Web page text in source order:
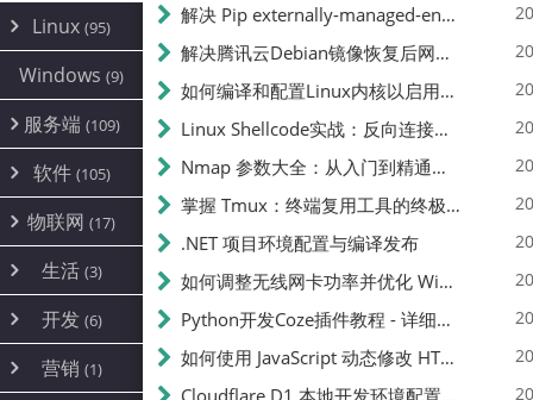
Linux (95)
Alpine
CentOS(17)
Debian(24)
ProxmoxVE
Ubuntu(7)
Windows (9)
服务端 (109)
环境配置
DD重装(3)
加速优化(34)
面板(12)
容器
游戏 (7)
饥荒(7)
云服务商(4)
WEB源码(6)
软件 (105)
安全(12)
办公(4)
图片 (2)
文件
系统 (35)
物联网 (17)
路由器
随身wifi(1)
mobile(14)
刷机
magisk
生活 (3)
线报
sim卡(1)
开发 (6)
编译
JavaScript(2)
营销 (1)
解决 Pip externally-managed-environment 错误：临时与永久绕过方案
解决腾讯云Debian镜像恢复后网络不通问题
如何编译和配置Linux内核以启用BBR2 | 内核编译教程
Linux Shellcode实战：反向连接、持久化、免杀技术详解（MSF,Cobalt Strike）- 从原理到C加载器实现
Nmap 参数大全：从入门到精通，掌握网络扫描的核心技巧
掌握 Tmux：终端复用工具的终极指南
.NET 项目环境配置与编译发布
如何调整无线网卡功率并优化 Wifite 的功率设置
Python开发Coze插件教程 - 详细步骤与注意事项
如何使用 JavaScript 动态修改 HTML 中的权限文本 | 前端开发教程
Cloudflare D1 本地开发环境配置指南 | CF Pages Local Development Guide
📝